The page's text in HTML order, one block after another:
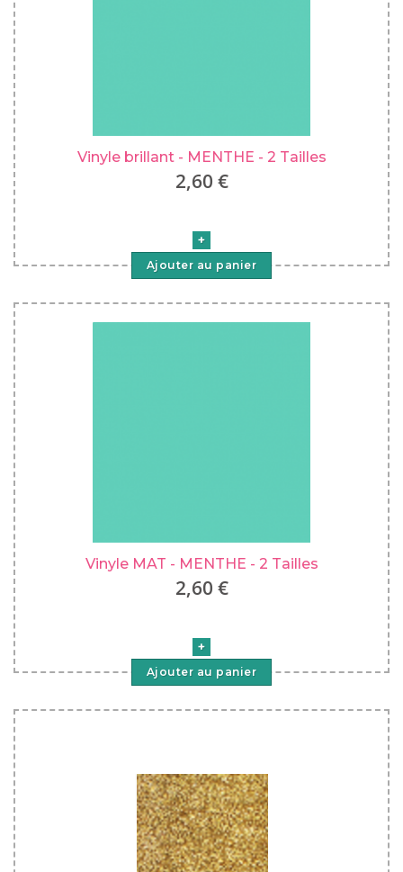
Vinyle brillant - MENTHE - 2 Tailles
2,60 €
Ajouter au panier
Vinyle MAT - MENTHE - 2 Tailles
2,60 €
Ajouter au panier